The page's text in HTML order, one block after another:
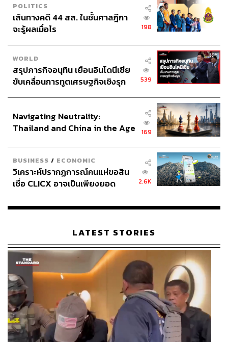
POLITICS
เส้นทางคดี 44 สส. ในชั้นศาลฎีกา
จะรู้ผลเมื่อไร
198
WORLD
สรุปภารกิจอนุทิน เยือนอินโดนีเซีย
ขับเคลื่อนการทูตเศรษฐกิจเชิงรุก
539
Navigating Neutrality:
Thailand and China in the Age
169
BUSINESS / ECONOMIC
วิเคราะห์ปรากฏการณ์คนแห่ขอสิน
เชื่อ CLICX อาจเป็นเพียงยอด
เรือนไทยที่ถูกซุกไว้
2.6K
LATEST STORIES